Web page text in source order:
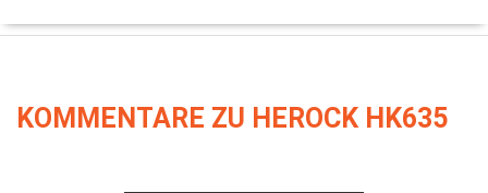
KOMMENTARE ZU HEROCK HK635